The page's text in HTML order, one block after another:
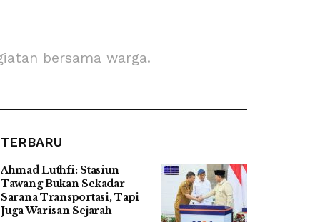
bersama warga.
TERBARU
Ahmad Luthfi: Stasiun
Tawang Bukan Sekadar
Sarana Transportasi, Tapi
Juga Warisan Sejarah